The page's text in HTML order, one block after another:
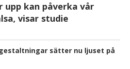
upp kan påverka vår
visar studie
sätter nu ljuset på